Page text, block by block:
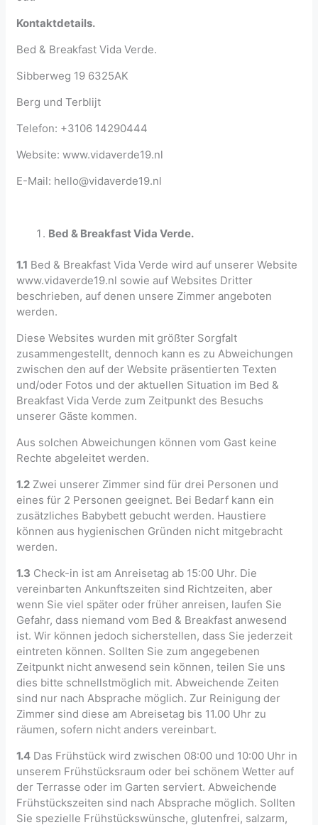
Kontaktdetails.
Bed & Breakfast Vida Verde.
Sibberweg 19 6325AK
Berg und Terblijt
Telefon: +3106 14290444
Website: www.vidaverde19.nl
E-Mail: hello@vidaverde19.nl
Bed & Breakfast Vida Verde.
1.1 Bed & Breakfast Vida Verde wird auf unserer Website
www.vidaverde19.nl sowie auf Websites Dritter
beschrieben, auf denen unsere Zimmer angeboten
werden.
Diese Websites wurden mit größter Sorgfalt
zusammengestellt, dennoch kann es zu Abweichungen
zwischen den auf der Website präsentierten Texten
und/oder Fotos und der aktuellen Situation im Bed &
Breakfast Vida Verde zum Zeitpunkt des Besuchs
unserer Gäste kommen.
Aus solchen Abweichungen können vom Gast keine
Rechte abgeleitet werden.
1.2 Zwei unserer Zimmer sind für drei Personen und
eines für 2 Personen geeignet. Bei Bedarf kann ein
zusätzliches Babybett gebucht werden. Haustiere
können aus hygienischen Gründen nicht mitgebracht
werden.
1.3 Check-in ist am Anreisetag ab 15:00 Uhr. Die
vereinbarten Ankunftszeiten sind Richtzeiten, aber
wenn Sie viel später oder früher anreisen, laufen Sie
Gefahr, dass niemand vom Bed & Breakfast anwesend
ist. Wir können jedoch sicherstellen, dass Sie jederzeit
eintreten können. Sollten Sie zum angegebenen
Zeitpunkt nicht anwesend sein können, teilen Sie uns
dies bitte schnellstmöglich mit. Abweichende Zeiten
sind nur nach Absprache möglich. Zur Reinigung der
Zimmer sind diese am Abreisetag bis 11.00 Uhr zu
räumen, sofern nicht anders vereinbart.
1.4 Das Frühstück wird zwischen 08:00 und 10:00 Uhr in
unserem Frühstücksraum oder bei schönem Wetter auf
der Terrasse oder im Garten serviert. Abweichende
Frühstückszeiten sind nach Absprache möglich. Sollten
Sie spezielle Frühstückswünsche, glutenfrei, salzarm,